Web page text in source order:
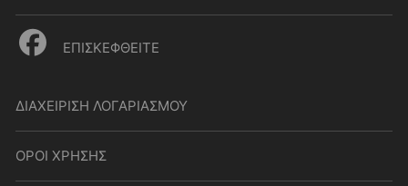
ΕΠΙΣΚΕΦΘΕΙΤΕ
ΔΙΑΧΕΙΡΙΣΗ ΛΟΓΑΡΙΑΣΜΟΥ
ΟΡΟΙ ΧΡΗΣΗΣ